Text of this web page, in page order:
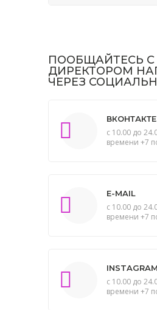
ПООБЩАЙТЕСЬ С
ДИРЕКТОРОМ
ЧЕРЕЗ
ВКОНТАКТЕ
с 10.00 до
времени +7
E-MAIL
с 10.00 до
времени +7
INSTAGRAM
с 10.00 до
времени +7